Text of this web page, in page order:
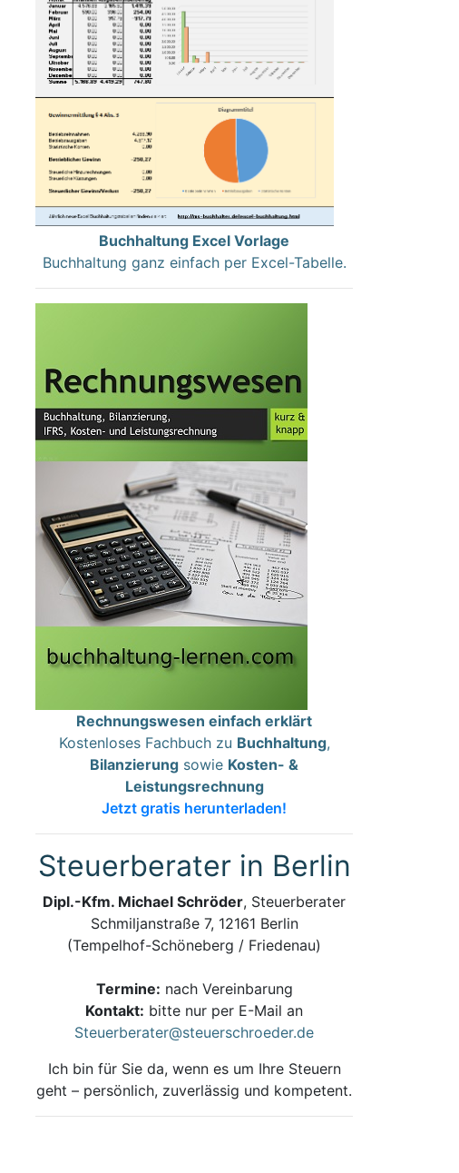
Buchhaltung Excel Vorlage
Buchhaltung ganz einfach per Excel-Tabelle.
Rechnungswesen einfach erklärt
Kostenloses Fachbuch zu Buchhaltung,
Bilanzierung sowie Kosten- &
Leistungsrechnung
Jetzt gratis herunterladen!
Steuerberater in Berlin
Dipl.-Kfm. Michael Schröder, Steuerberater
Schmiljanstraße 7, 12161 Berlin
(Tempelhof-Schöneberg / Friedenau)
Termine: nach Vereinbarung
Kontakt: bitte nur per E-Mail an
Steuerberater@steuerschroeder.de
Ich bin für Sie da, wenn es um Ihre Steuern
geht – persönlich, zuverlässig und kompetent.